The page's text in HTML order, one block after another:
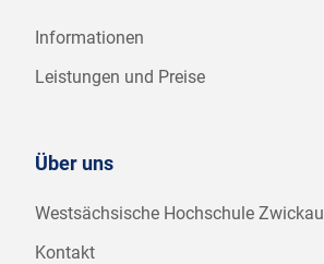
Informationen
Leistungen und Preise
Über uns
Westsächsische Hochschule Zwickau
Kontakt